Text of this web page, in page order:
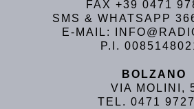
FAX +39 0471
SMS & WHATSAPP
E-MAIL:
P.I.
BOLZANO
VIA MOLINI,
TEL. 0471